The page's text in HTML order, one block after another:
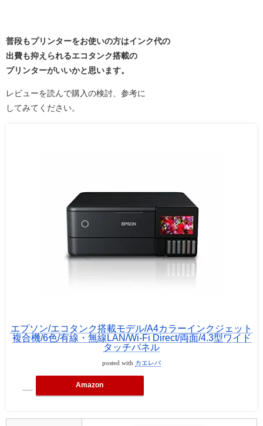
普段もプリンターをお使いの方はインク代の
出費も抑えられるエコタンク搭載の
プリンターがいいかと思います。
レビューを読んで購入の検討、参考に
してみてください。
エプソン/エコタンク搭載モデル/A4カラーインクジェット
複合機/6色/有線・無線LAN/Wi-Fi Direct/両面/4.3型ワイド
タッチパネル
posted with カエレバ
Amazon